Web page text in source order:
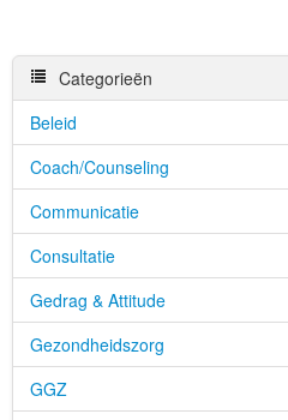
Categorieën
Beleid
Coach/Counseling
Communicatie
Consultatie
Gedrag & Attitude
Gezondheidszorg
GGZ